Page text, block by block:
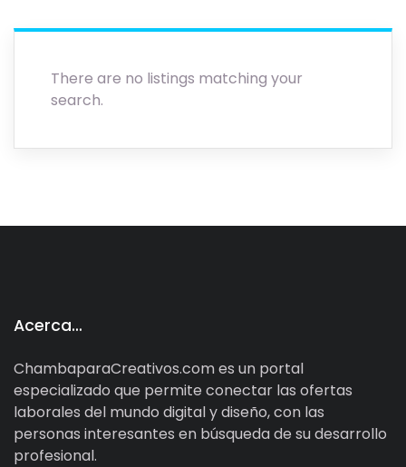
There are no listings matching your
search.
Acerca…
ChambaparaCreativos.com es un portal
especializado que permite conectar las ofertas
laborales del mundo digital y diseño, con las
personas interesantes en búsqueda de su desarrollo
profesional.